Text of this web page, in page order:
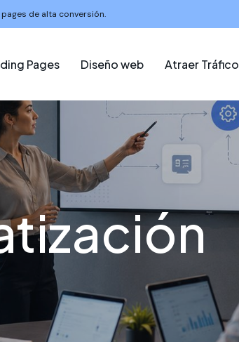
de alta conversión.
Pages Diseño web Atraer Tráfico